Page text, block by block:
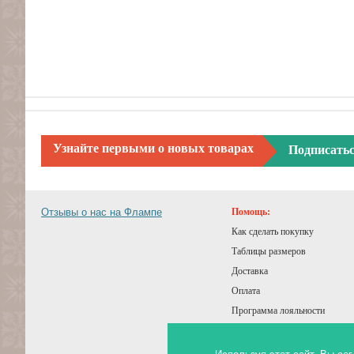
Узнайте первыми о новых товарах
Отзывы о нас на Флампе
Помощь:
Как сделать покупку
Таблицы размеров
Доставка
Оплата
Программа лояльности
Советы покупателям